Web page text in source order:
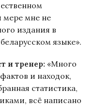
мере мне не
издания в
языке».
и тренер: «Много
и находок,
статистика,
всё написано